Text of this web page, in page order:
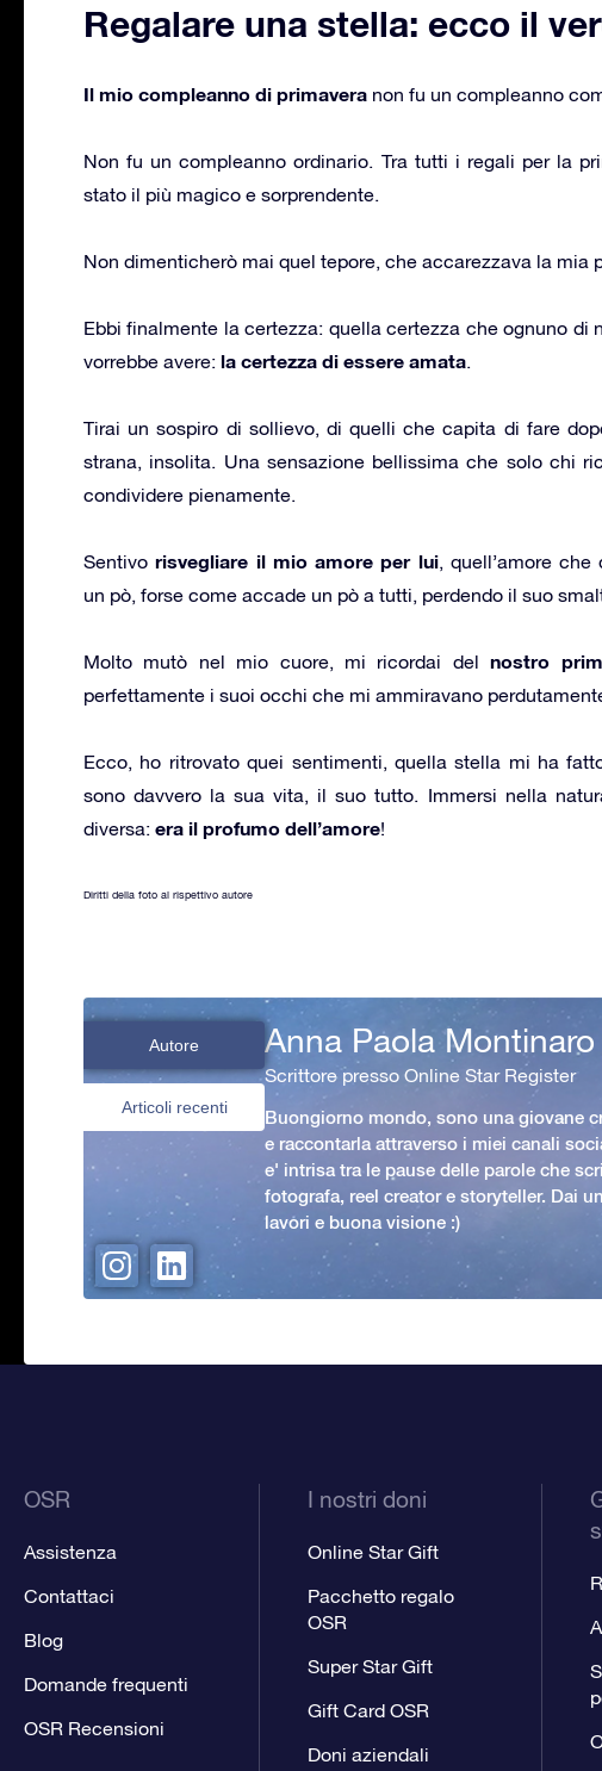
Regalare una stella: ecco il
Il mio compleanno di primavera non fu un compleanno
Non fu un compleanno ordinario. Tra tutti i regali per la
stato il più magico e sorprendente.
Non dimenticherò mai quel tepore, che accarezzava la mia
Ebbi finalmente la certezza: quella certezza che ognuno di
vorrebbe avere: la certezza di essere amata.
Tirai un sospiro di sollievo, di quelli che capita di fare
strana, insolita. Una sensazione bellissima che solo chi
condividere pienamente.
Sentivorisvegliare il mio amore per lui, quell’amore
un pò, forse come accade un pò a tutti, perdendo il suo
Molto mutò nel mio cuore, mi ricordai delnostro
perfettamente i suoi occhi che mi ammiravano
Ecco, ho ritrovato quei sentimenti, quella stella mi ha
sono davvero la sua vita, il suo tutto. Immersi nella
diversa: era il profumo dell’amore!
Diritti della foto al rispettivo autore
Autore
Articoli recenti
Anna Paola Montinaro
Scrittore presso Online Star Register
Buongiorno mondo, sono una giovane
e raccontarla attraverso i miei canali
e' intrisa tra le pause delle parole che
fotografa, reel creator e storyteller. Dai
lavori e buona visione :)
OSR
Assistenza
Contattaci
Blog
Domande frequenti
OSR Recensioni
I nostri doni
Online Star Gift
Pacchetto regalo
OSR
Super Star Gift
Gift Card OSR
Doni aziendali